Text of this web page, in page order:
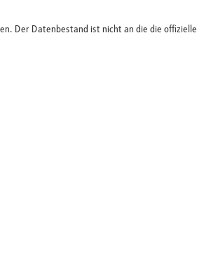
Der Datenbestand ist nicht an die die offizielle